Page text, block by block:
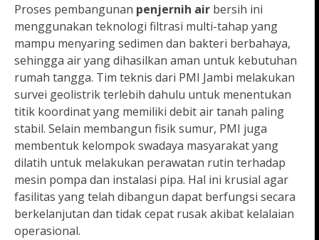
Proses pembangunan penjernih air bersih ini
menggunakan teknologi filtrasi multi-tahap yang
mampu menyaring sedimen dan bakteri berbahaya,
sehingga air yang dihasilkan aman untuk kebutuhan
rumah tangga. Tim teknis dari PMI Jambi melakukan
survei geolistrik terlebih dahulu untuk menentukan
titik koordinat yang memiliki debit air tanah paling
stabil. Selain membangun fisik sumur, PMI juga
membentuk kelompok swadaya masyarakat yang
dilatih untuk melakukan perawatan rutin terhadap
mesin pompa dan instalasi pipa. Hal ini krusial agar
fasilitas yang telah dibangun dapat berfungsi secara
berkelanjutan dan tidak cepat rusak akibat kelalaian
operasional.